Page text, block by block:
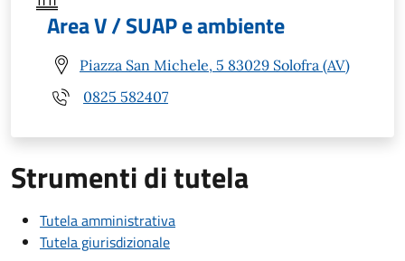
Area V / SUAP e ambiente
Piazza San Michele, 5 83029 Solofra (AV)
0825 582407
Strumenti di tutela
Tutela amministrativa
Tutela giurisdizionale